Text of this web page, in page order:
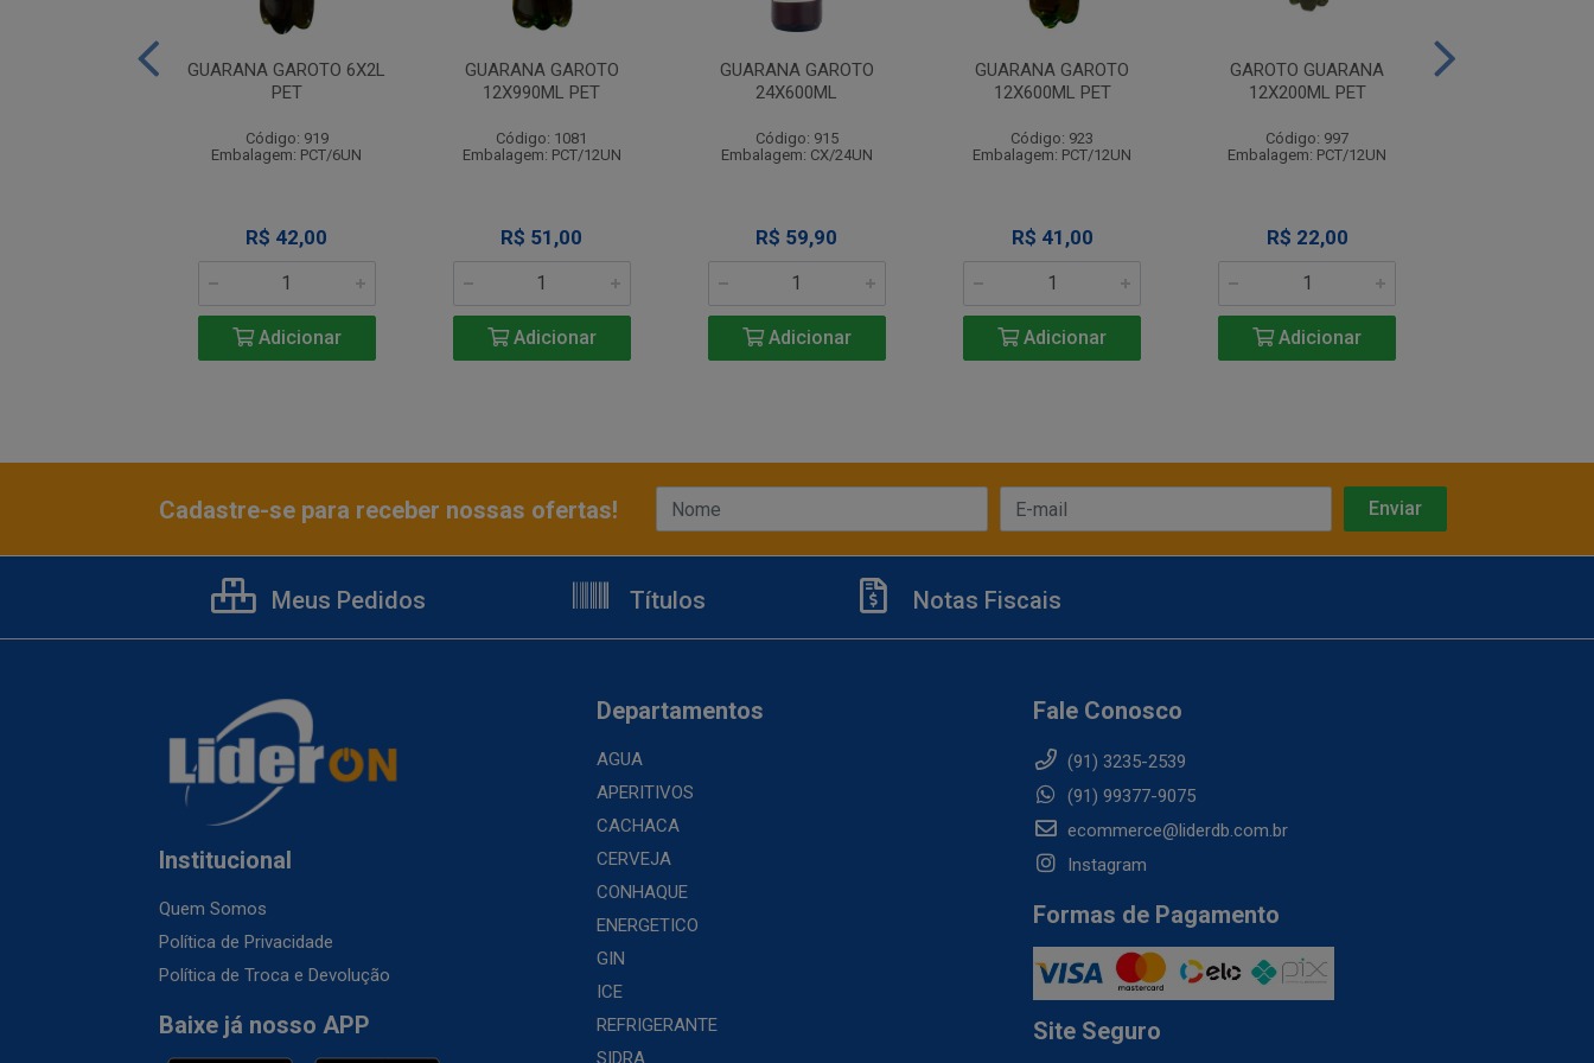
GUARANA GAROTO 6X2L
PET
Código: 919
Embalagem: PCT/6UN
R$ 42,00
Adicionar
GUARANA GAROTO
12X990ML PET
Código: 1081
Embalagem: PCT/12UN
R$ 51,00
Adicionar
GUARANA GAROTO
24X600ML
Código: 915
Embalagem: CX/24UN
R$ 59,90
Adicionar
GUARANA GAROTO
12X600ML PET
Código: 923
Embalagem: PCT/12UN
R$ 41,00
Adicionar
GAROTO GUARANA
12X200ML PET
Código: 997
Embalagem: PCT/12UN
R$ 22,00
Adicionar
Cadastre-se para receber nossas ofertas!
Meus Pedidos Títulos Notas Fiscais
Institucional
Quem Somos
Política de Privacidade
Política de Troca e Devolução
Baixe já nosso APP
Departamentos
AGUA
APERITIVOS
CACHACA
CERVEJA
CONHAQUE
ENERGETICO
GIN
ICE
REFRIGERANTE
SIDRA
Fale Conosco
(91) 3235-2539
(91) 99377-9075
ecommerce@liderdb.com.br
Instagram
Formas de Pagamento
Site Seguro